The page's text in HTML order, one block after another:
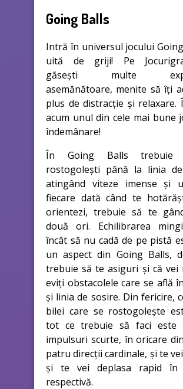
Going Balls
Intră în universul jocului
uită de griji! Pe
găsești multe
asemănătoare, menite să îți
plus de distracție și relaxare.
acum unul din cele mai bune
îndemânare!
În Going Balls
rostogolești până la linia
atingând viteze imense și
fiecare dată când te
orientezi, trebuie să te
două ori. Echilibrarea
încât să nu cadă de pe pistă
un aspect din Going Balls,
trebuie să te asiguri și că vei
eviți obstacolele care se află
și linia de sosire. Din fericire,
bilei care se rostogolește
tot ce trebuie să faci este
impulsuri scurte, în oricare
patru direcții cardinale, și te
și te vei deplasa rapid în
respectivă.